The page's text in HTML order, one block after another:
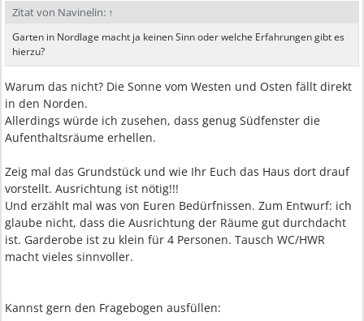
Zitat von Navinelin: ↑
Garten in Nordlage macht ja keinen Sinn oder welche Erfahrungen gibt es
hierzu?
Warum das nicht? Die Sonne vom Westen und Osten fällt direkt
in den Norden.
Allerdings würde ich zusehen, dass genug Südfenster die
Aufenthaltsräume erhellen.
Zeig mal das Grundstück und wie Ihr Euch das Haus dort drauf
vorstellt. Ausrichtung ist nötig!!!
Und erzählt mal was von Euren Bedürfnissen. Zum Entwurf: ich
glaube nicht, dass die Ausrichtung der Räume gut durchdacht
ist. Garderobe ist zu klein für 4 Personen. Tausch WC/HWR
macht vieles sinnvoller.
Kannst gern den Fragebogen ausfüllen: